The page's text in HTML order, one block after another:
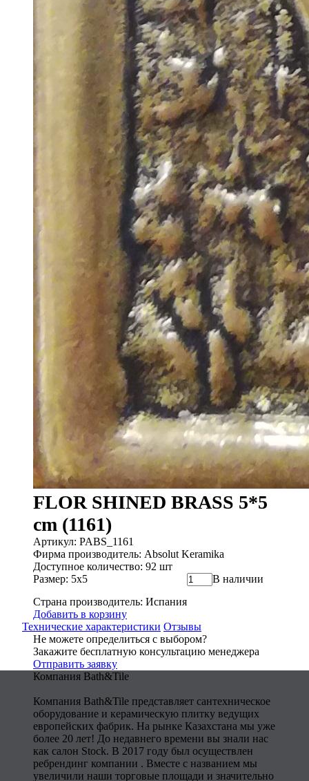
FLOR SHINED BRASS 5*5
cm (1161)
Артикул: PABS_1161
Фирма производитель: Absolut Keramika
Доступное количество: 92 шт
Размер: 5x5
Страна производитель: Испания
В наличии
Добавить в корзину
Технические характеристики Отзывы
Не можете определиться с выбором?
Закажите бесплатную консультацию менеджера
Отправить заявку
Компания Bath&Tile
Компания Bath&Tile представляет сантехническое
оборудование и керамическую плитку ведущих
европейских фабрик. На рынке Казахстана мы уже
более 20 лет! До недавнего времени вы знали нас
как салон Stock. В 2017 году был осуществлен
ребрендинг компании . Вместе с названием мы
увеличили наши торговые площади и значительно